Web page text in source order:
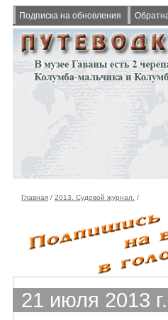
Подписка на обновления
Главная /2013. Судовой журнал. /
21 июля 2013 г.